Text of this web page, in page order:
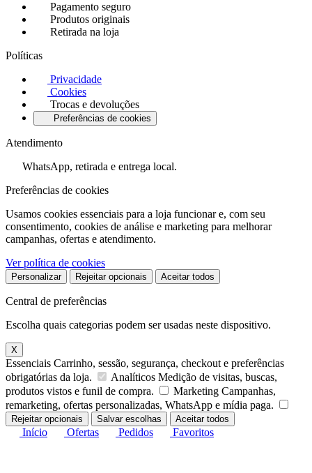
Pagamento seguro
Produtos originais
Retirada na loja
Políticas
Privacidade
Cookies
Trocas e devoluções
Preferências de cookies
Atendimento
WhatsApp, retirada e entrega local.
Preferências de cookies
Usamos cookies essenciais para a loja funcionar e, com seu
consentimento, cookies de análise e marketing para melhorar
campanhas, ofertas e atendimento.
Ver política de cookies
Personalizar Rejeitar opcionais Aceitar todos
Central de preferências
Escolha quais categorias podem ser usadas neste dispositivo.
X
Essenciais Carrinho, sessão, segurança, checkout e preferências
obrigatórias da loja.
Analíticos Medição de visitas, buscas,
produtos vistos e funil de compra.
Marketing Campanhas,
remarketing, ofertas personalizadas, WhatsApp e mídia paga.
Rejeitar opcionais Salvar escolhas Aceitar todos
Início Ofertas Pedidos Favoritos